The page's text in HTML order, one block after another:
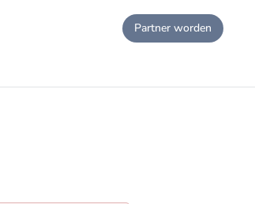
Partner worden